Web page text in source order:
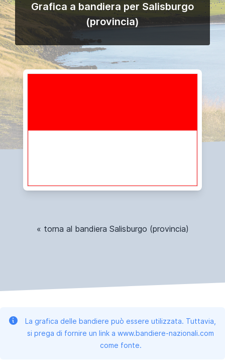
Grafica a bandiera per Salisburgo
(provincia)
« torna al bandiera Salisburgo (provincia)
La grafica delle bandiere può essere utilizzata. Tuttavia,
si prega di fornire un link a www.bandiere-nazionali.com
come fonte.